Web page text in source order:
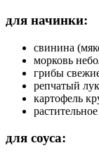
для начинки:
свинина
морковь
грибы
репчатый
картофель
для соуса: